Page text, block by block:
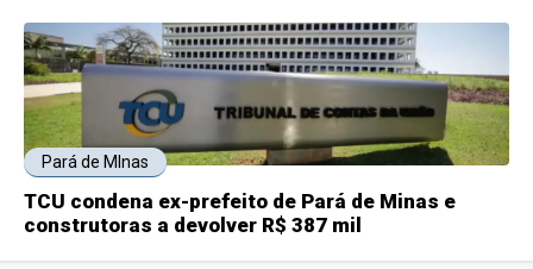
Pará de MInas
TCU condena ex-prefeito de Pará de Minas e
construtoras a devolver R$ 387 mil